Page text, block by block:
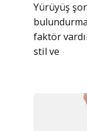
Yürüyüş
faktör
stil ve